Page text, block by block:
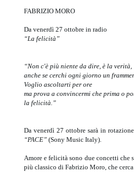
FABRIZIO MORO
Da venerdì 27 ottobre in radio
“La felicità”
“Non c'è più niente da dire, è la verità,
anche se cerchi ogni giorno un
Voglio ascoltarti per ore
ma prova a convincermi che prima o
la felicità.”
Da venerdì 27 ottobre sarà in
“PACE” (Sony Music Italy).
Amore e felicità sono due concetti che
più classico di Fabrizio Moro, che